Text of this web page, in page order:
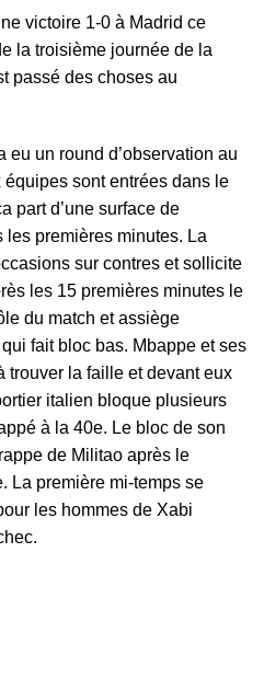
victoire 1-0 à Madrid ce
la troisième journée de la
passé des choses au
eu un round d’observation au
sont entrées dans le
part d’une surface de
les premières minutes. La
sur contres et sollicite
les 15 premières minutes le
du match et assiège
fait bloc bas. Mbappe et ses
trouver la faille et devant eux
italien bloque plusieurs
à la 40e. Le bloc de son
de Militao après le
La première mi-temps se
les hommes de Xabi